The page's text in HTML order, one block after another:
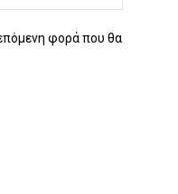
φορά που θα